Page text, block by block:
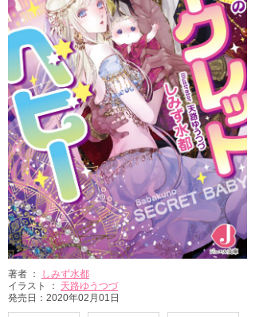
著者 ：
しみず水都
イラスト ： 天路ゆうつづ
発売日：2020年02月01日